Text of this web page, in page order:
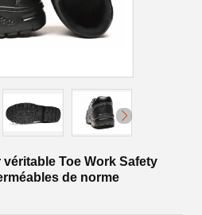
Toe Work Safety
de norme